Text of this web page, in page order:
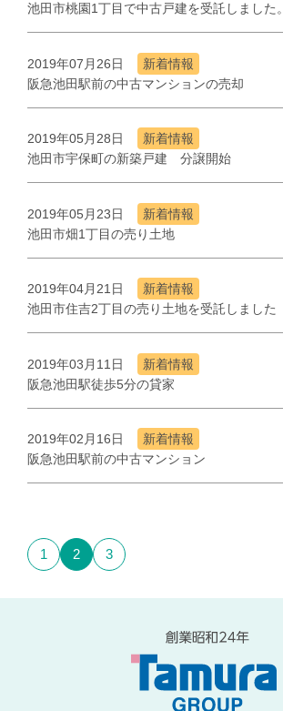
池田市桃園1丁目で中古戸建を受託しました。
2019年07月26日
新着情報
阪急池田駅前の中古マンションの売却
2019年05月28日
新着情報
池田市宇保町の新築戸建 分譲開始
2019年05月23日
新着情報
池田市畑1丁目の売り土地
2019年04月21日
新着情報
池田市住吉2丁目の売り土地を受託しました
2019年03月11日
新着情報
阪急池田駅徒歩5分の貸家
2019年02月16日
新着情報
阪急池田駅前の中古マンション
1 2 3